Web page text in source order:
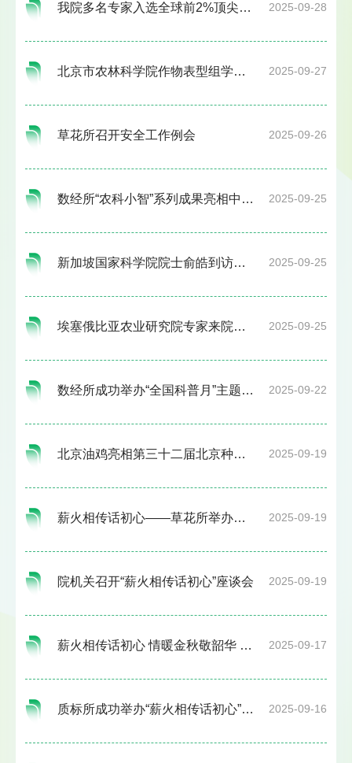
2025-09-28
我院多名专家入选全球前2%顶尖科学家榜单
2025-09-27
北京市农林科学院作物表型组学协同创新中心2026年度实施方案研讨会顺利召开
2025-09-26
草花所召开安全工作例会
2025-09-25
数经所“农科小智”系列成果亮相中国农民丰收节
2025-09-25
新加坡国家科学院院士俞皓到访我院进行学术交流
2025-09-25
埃塞俄比亚农业研究院专家来院合作交流
2025-09-22
数经所成功举办“全国科普月”主题系列讲座活动
2025-09-19
北京油鸡亮相第三十二届北京种业大会
2025-09-19
薪火相传话初心——草花所举办建院纪念日主题座谈会
2025-09-19
院机关召开“薪火相传话初心”座谈会
2025-09-17
薪火相传话初心 情暖金秋敬韶华 ——植保所组织2025年度退休职工秋游暨建院67周年庆祝活动
2025-09-16
质标所成功举办“薪火相传话初心”主题活动